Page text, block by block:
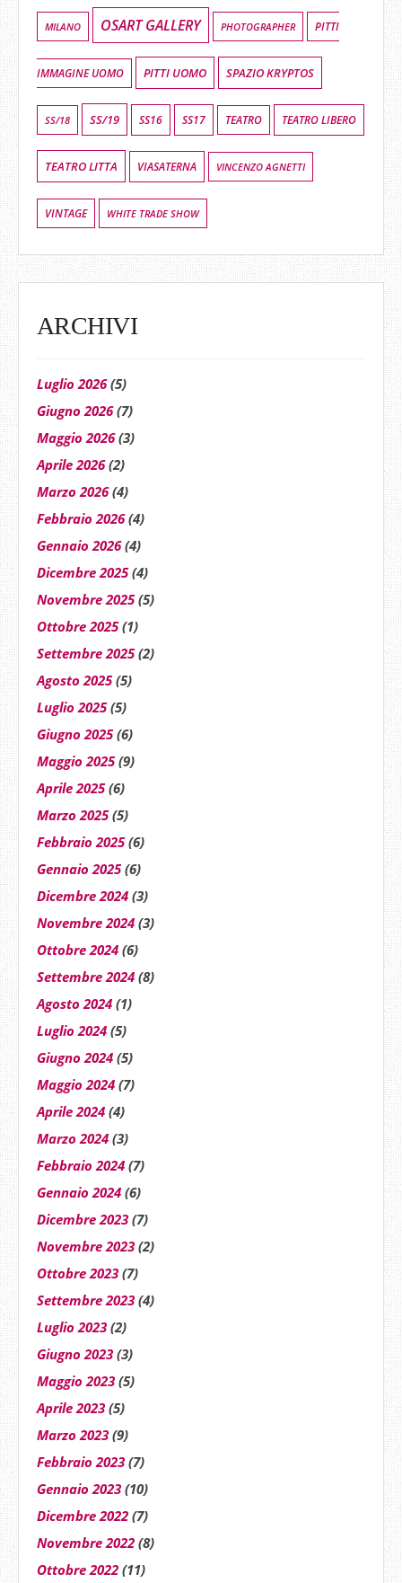
MILANO OSART GALLERY PHOTOGRAPHER PITTI
IMMAGINE UOMO PITTI UOMO SPAZIO KRYPTOS
SS/18 SS/19 SS16 SS17 TEATRO TEATRO LIBERO
TEATRO LITTA VIASATERNA VINCENZO AGNETTI
VINTAGE WHITE TRADE SHOW
ARCHIVI
Luglio 2026(5)
Giugno 2026(7)
Maggio 2026(3)
Aprile 2026(2)
Marzo 2026(4)
Febbraio 2026(4)
Gennaio 2026(4)
Dicembre 2025(4)
Novembre 2025(5)
Ottobre 2025(1)
Settembre 2025(2)
Agosto 2025(5)
Luglio 2025(5)
Giugno 2025(6)
Maggio 2025(9)
Aprile 2025(6)
Marzo 2025(5)
Febbraio 2025(6)
Gennaio 2025(6)
Dicembre 2024 (3)
Novembre 2024 (3)
Ottobre 2024 (6)
Settembre 2024 (8)
Agosto 2024 (1)
Luglio 2024 (5)
Giugno 2024 (5)
Maggio 2024 (7)
Aprile 2024 (4)
Marzo 2024 (3)
Febbraio 2024 (7)
Gennaio 2024 (6)
Dicembre 2023 (7)
Novembre 2023 (2)
Ottobre 2023 (7)
Settembre 2023 (4)
Luglio 2023 (2)
Giugno 2023 (3)
Maggio 2023 (5)
Aprile 2023 (5)
Marzo 2023 (9)
Febbraio 2023 (7)
Gennaio 2023 (10)
Dicembre 2022 (7)
Novembre 2022 (8)
Ottobre 2022 (11)